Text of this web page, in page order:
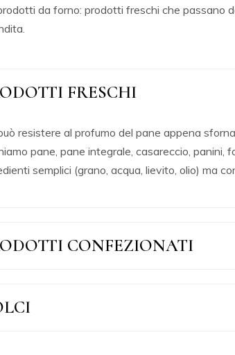
da forno: prodotti freschi che passano
FRESCHI
resistere al profumo del pane appena
pane, pane integrale, casareccio, panini,
semplici (grano, acqua, lievito, olio) ma
CONFEZIONATI